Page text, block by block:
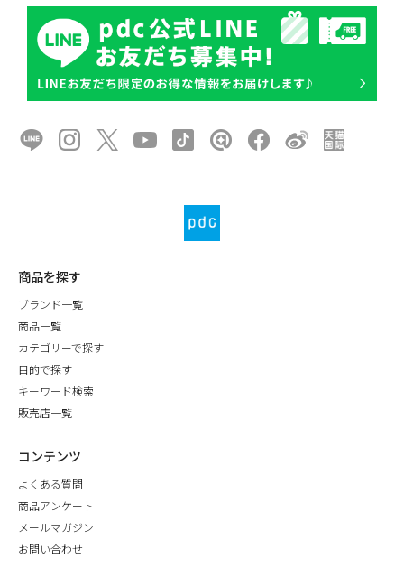
商品を探す
ブランド一覧
商品一覧
カテゴリーで探す
目的で探す
キーワード検索
販売店一覧
コンテンツ
よくある質問
商品アンケート
メールマガジン
お問い合わせ